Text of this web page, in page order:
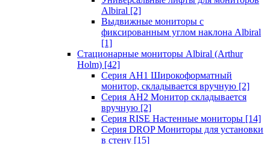
Albiral [2]
Выдвижные мониторы с
фиксированным углом наклона Albiral
[1]
Стационарные мониторы Albiral (Arthur
Holm) [42]
Серия AH1 Широкоформатный
монитор, складывается вручную [2]
Серия AH2 Монитор складывается
вручную [2]
Серия RISE Настенные мониторы [14]
Серия DROP Мониторы для установки
в стену [15]